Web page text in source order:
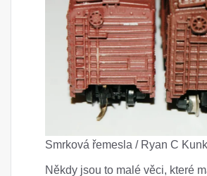
Smrková řemesla / Ryan C
Někdy jsou to malé věci, které